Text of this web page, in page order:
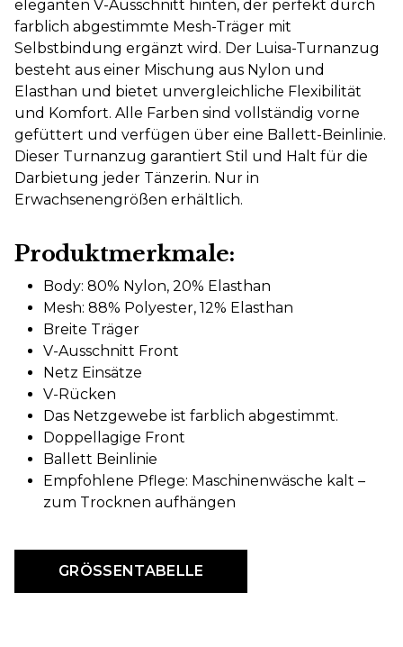
eleganten V-Ausschnitt hinten, der perfekt durch
farblich abgestimmte Mesh-Träger mit
Selbstbindung ergänzt wird. Der Luisa-Turnanzug
besteht aus einer Mischung aus Nylon und
Elasthan und bietet unvergleichliche Flexibilität
und Komfort. Alle Farben sind vollständig vorne
gefüttert und verfügen über eine Ballett-Beinlinie.
Dieser Turnanzug garantiert Stil und Halt für die
Darbietung jeder Tänzerin. Nur in
Erwachsenengrößen erhältlich.
Produktmerkmale:
Body: 80% Nylon, 20% Elasthan
Mesh: 88% Polyester, 12% Elasthan
Breite Träger
V-Ausschnitt Front
Netz Einsätze
V-Rücken
Das Netzgewebe ist farblich abgestimmt.
Doppellagige Front
Ballett Beinlinie
Empfohlene Pflege: Maschinenwäsche kalt –
zum Trocknen aufhängen
GRÖSSENTABELLE